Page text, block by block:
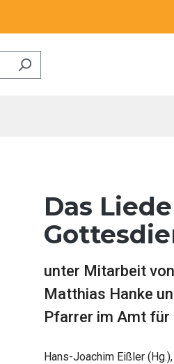
Das
unter Mitarbeit
Matthias Hanke
Pfarrer im Amt für
Hans-Joachim Eißler